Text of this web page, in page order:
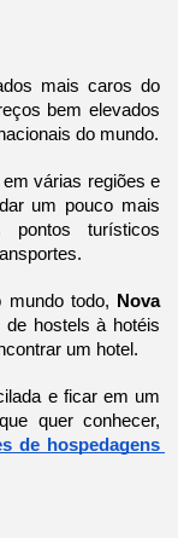
mais caros do
bem elevados
do mundo.
em várias regiões e
um pouco mais
turísticos
todo, Nova
de hostels à hotéis
um hotel.
e ficar em um
quer conhecer,
de hospedagens